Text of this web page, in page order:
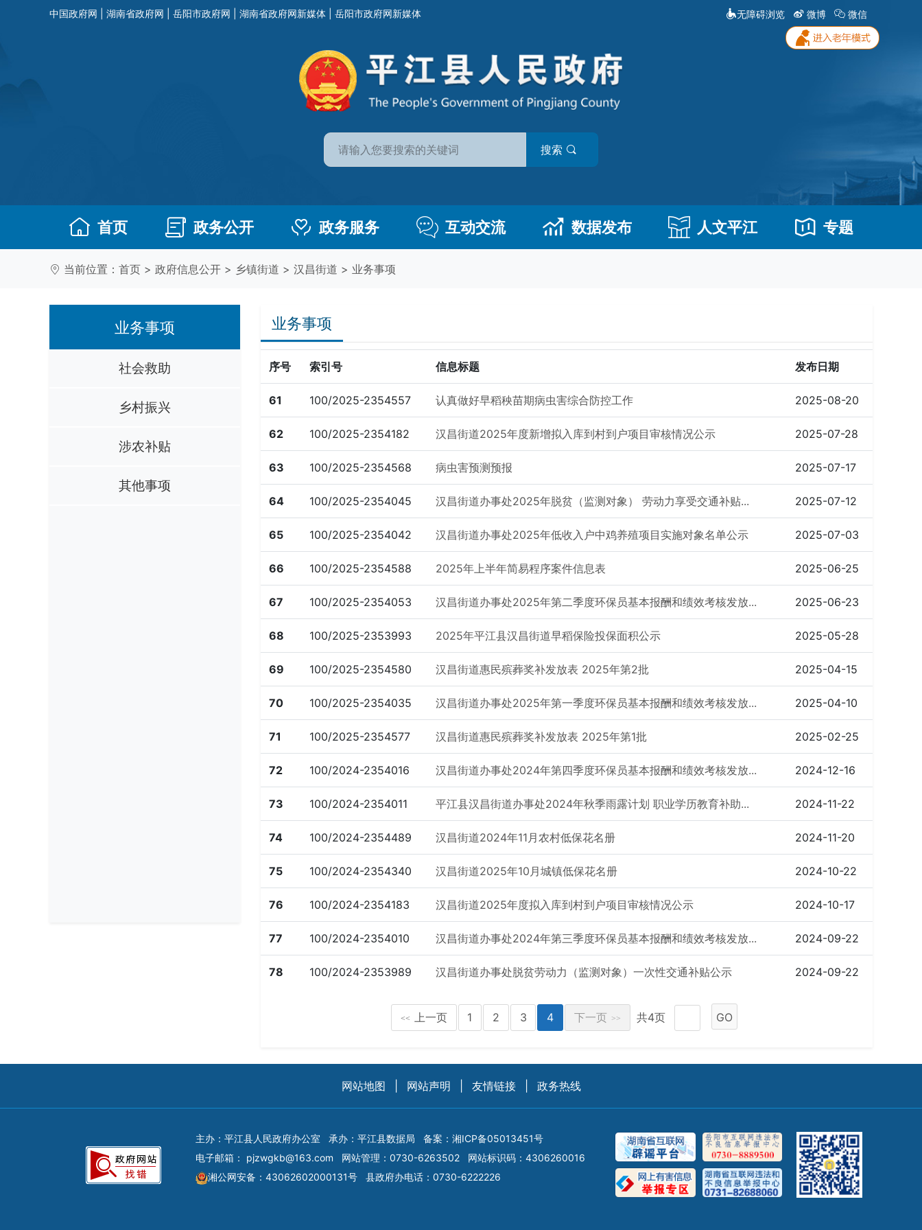
中国政府网 湖南省政府网 岳阳市政府网 湖南省政府网新媒体 岳阳市政府网新媒体 无障碍浏览 微博 微信
搜索
首页 政务公开 政务服务 互动交流 数据发布 人文平江 专题
当前位置： 首页 > 政府信息公开 > 乡镇街道 > 汉昌街道 > 业务事项
业务事项
社会救助
乡村振兴
涉农补贴
其他事项
业务事项
序号 索引号 信息标题 发布日期
61 100/2025-2354557 认真做好早稻秧苗期病虫害综合防控工作 2025-08-20
62 100/2025-2354182 汉昌街道2025年度新增拟入库到村到户项目审核情况公示 2025-07-28
63 100/2025-2354568 病虫害预测预报 2025-07-17
64 100/2025-2354045 汉昌街道办事处2025年脱贫（监测对象） 劳动力享受交通补贴... 2025-07-12
65 100/2025-2354042 汉昌街道办事处2025年低收入户中鸡养殖项目实施对象名单公示 2025-07-03
66 100/2025-2354588 2025年上半年简易程序案件信息表 2025-06-25
67 100/2025-2354053 汉昌街道办事处2025年第二季度环保员基本报酬和绩效考核发放... 2025-06-23
68 100/2025-2353993 2025年平江县汉昌街道早稻保险投保面积公示 2025-05-28
69 100/2025-2354580 汉昌街道惠民殡葬奖补发放表 2025年第2批 2025-04-15
70 100/2025-2354035 汉昌街道办事处2025年第一季度环保员基本报酬和绩效考核发放... 2025-04-10
71 100/2025-2354577 汉昌街道惠民殡葬奖补发放表 2025年第1批 2025-02-25
72 100/2024-2354016 汉昌街道办事处2024年第四季度环保员基本报酬和绩效考核发放... 2024-12-16
73 100/2024-2354011 平江县汉昌街道办事处2024年秋季雨露计划 职业学历教育补助... 2024-11-22
74 100/2024-2354489 汉昌街道2024年11月农村低保花名册 2024-11-20
75 100/2024-2354340 汉昌街道2025年10月城镇低保花名册 2024-10-22
76 100/2024-2354183 汉昌街道2025年度拟入库到村到户项目审核情况公示 2024-10-17
77 100/2024-2354010 汉昌街道办事处2024年第三季度环保员基本报酬和绩效考核发放... 2024-09-22
78 100/2024-2353989 汉昌街道办事处脱贫劳动力（监测对象）一次性交通补贴公示 2024-09-22
<< 上一页 1 2 3 4 下一页 >> 共4页 GO
网站地图 网站声明 友情链接 政务热线
主办：平江县人民政府办公室 承办：平江县数据局 备案： 湘ICP备05013451号
电子邮箱： pjzwgkb@163.com 网站管理：0730-6263502
网站标识码：4306260016
湘公网安备：43062602000131号
县政府办电话：0730-6222226